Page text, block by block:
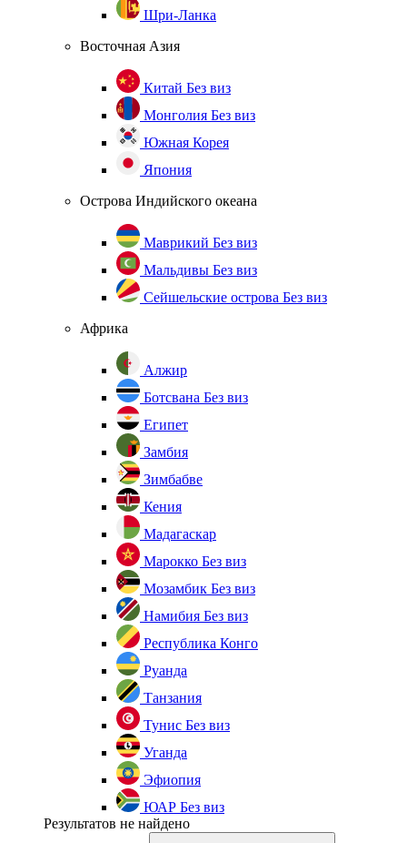
Шри-Ланка
Восточная Азия
Китай Без виз
Монголия Без виз
Южная Корея
Япония
Острова Индийского океана
Маврикий Без виз
Мальдивы Без виз
Сейшельские острова Без виз
Африка
Алжир
Ботсвана Без виз
Египет
Замбия
Зимбабве
Кения
Мадагаскар
Марокко Без виз
Мозамбик Без виз
Намибия Без виз
Республика Конго
Руанда
Танзания
Тунис Без виз
Уганда
Эфиопия
ЮАР Без виз
Результатов не найдено